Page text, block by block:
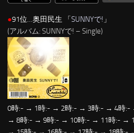
●91位…奥田民生 「SUNNYで! 」
(アルバム: SUNNYで! – Single)
0時:- → 1時:- → 2時:- → 3時:- → 4時
→ 8時:- → 9時:- → 10時:- → 11時:- →